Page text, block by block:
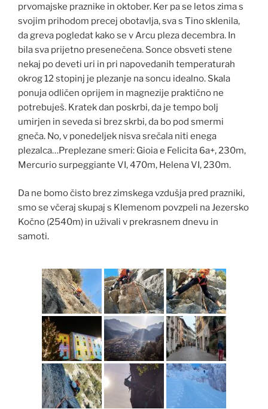
prvomajske praznike in oktober. Ker pa se letos zima s
svojim prihodom precej obotavlja, sva s Tino sklenila,
da greva pogledat kako se v Arcu pleza decembra. In
bila sva prijetno presenečena. Sonce obsveti stene
nekaj po deveti uri in pri napovedanih temperaturah
okrog 12 stopinj je plezanje na soncu idealno. Skala
ponuja odličen oprijem in magnezije praktično ne
potrebuješ. Kratek dan poskrbi, da je tempo bolj
umirjen in seveda si brez skrbi, da bo pod smermi
gneča. No, v ponedeljek nisva srečala niti enega
plezalca…Preplezane smeri: Gioia e Felicita 6a+, 230m,
Mercurio surpeggiante VI, 470m, Helena VI, 230m.
Da ne bomo čisto brez zimskega vzdušja pred prazniki,
smo se včeraj skupaj s Klemenom povzpeli na Jezersko
Kočno (2540m) in uživali v prekrasnem dnevu in
samoti.